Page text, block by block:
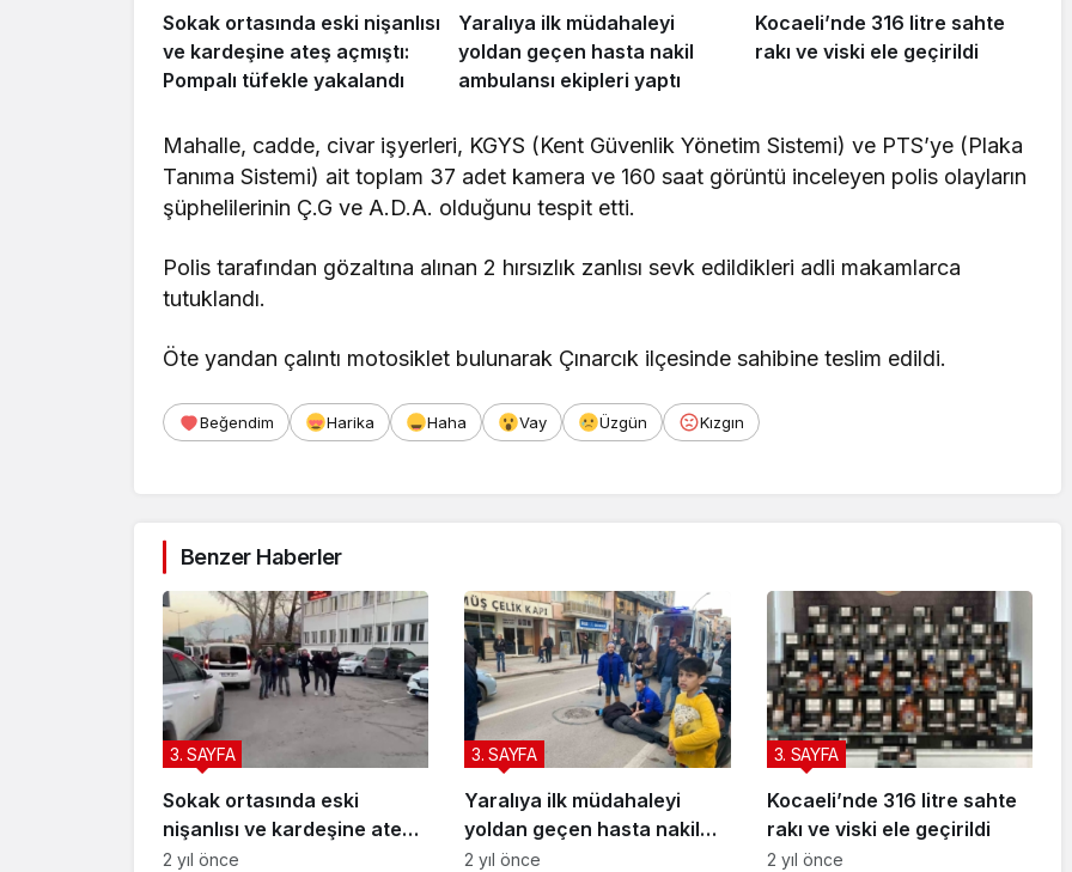
Sokak ortasında eski nişanlısı
ve kardeşine ateş açmıştı:
Pompalı tüfekle yakalandı
Yaralıya ilk müdahaleyi
yoldan geçen hasta nakil
ambulansı ekipleri yaptı
Kocaeli’nde 316 litre sahte
rakı ve viski ele geçirildi
Mahalle, cadde, civar işyerleri, KGYS (Kent Güvenlik Yönetim Sistemi) ve PTS’ye (Plaka
Tanıma Sistemi) ait toplam 37 adet kamera ve 160 saat görüntü inceleyen polis olayların
şüphelilerinin Ç.G ve A.D.A. olduğunu tespit etti.
Polis tarafından gözaltına alınan 2 hırsızlık zanlısı sevk edildikleri adli makamlarca
tutuklandı.
Öte yandan çalıntı motosiklet bulunarak Çınarcık ilçesinde sahibine teslim edildi.
Beğendim Harika Haha Vay Üzgün Kızgın
Benzer Haberler
Sokak ortasında eski
nişanlısı ve kardeşine ateş
açmıştı: Pompalı tüfekle
3. SAYFA
2 yıl önce
Yaralıya ilk müdahaleyi
yoldan geçen hasta nakil
ambulansı ekipleri yaptı
3. SAYFA
2 yıl önce
Kocaeli’nde 316 litre sahte
rakı ve viski ele geçirildi
3. SAYFA
2 yıl önce